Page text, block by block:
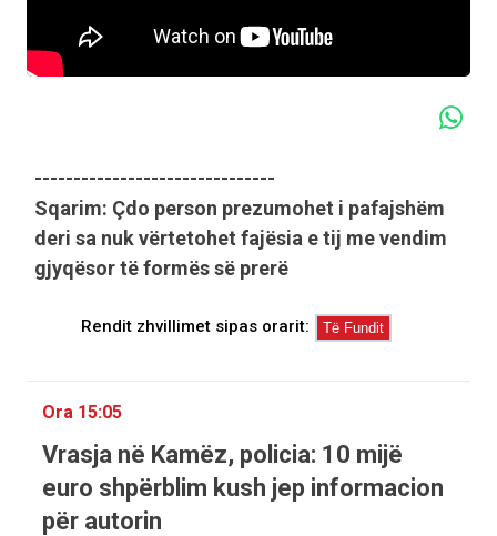
-------------------------------
Sqarim: Çdo person prezumohet i pafajshëm
deri sa nuk vërtetohet fajësia e tij me vendim
gjyqësor të formës së prerë
Rendit zhvillimet sipas orarit:
Ora 15:05
Vrasja në Kamëz, policia: 10 mijë
euro shpërblim kush jep informacion
për autorin